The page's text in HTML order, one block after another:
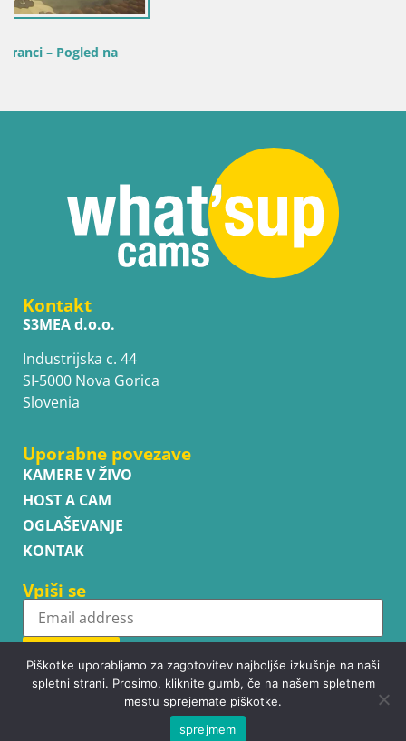
Kontakt
S3MEA d.o.o.
Industrijska c. 44
SI-5000 Nova Gorica
Slovenia
Uporabne povezave
KAMERE V ŽIVO
HOST A CAM
OGLAŠEVANJE
KONTAK
Vpiši se
Subscribe
Copyright © WhatsupCams 2016 - 2026. All right reserved.
Piškotke uporabljamo za zagotovitev najboljše izkušnje na naši
spletni strani. Prosimo, kliknite gumb, če na našem spletnem
mestu sprejemate piškotke.
sprejmem